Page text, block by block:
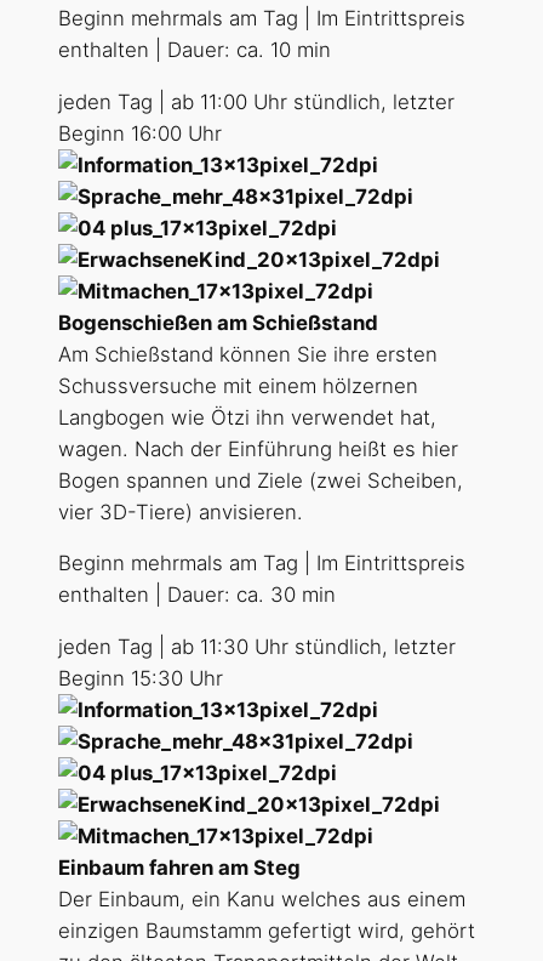
Beginn mehrmals am Tag | Im Eintrittspreis
enthalten | Dauer: ca. 10 min
jeden Tag | ab 11:00 Uhr stündlich, letzter
Beginn 16:00 Uhr
Bogenschießen am Schießstand
Am Schießstand können Sie ihre ersten
Schussversuche mit einem hölzernen
Langbogen wie Ötzi ihn verwendet hat,
wagen. Nach der Einführung heißt es hier
Bogen spannen und Ziele (zwei Scheiben,
vier 3D-Tiere) anvisieren.
Beginn mehrmals am Tag | Im Eintrittspreis
enthalten | Dauer: ca. 30 min
jeden Tag | ab 11:30 Uhr stündlich, letzter
Beginn 15:30 Uhr
Einbaum fahren am Steg
Der Einbaum, ein Kanu welches aus einem
einzigen Baumstamm gefertigt wird, gehört